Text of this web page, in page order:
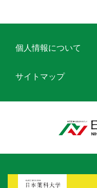
個人情報について
サイトマップ